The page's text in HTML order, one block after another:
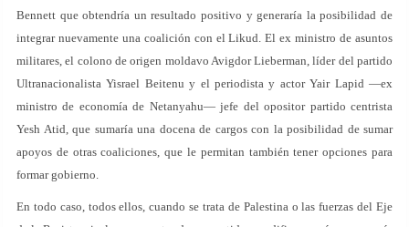
Bennett que obtendría un resultado positivo y generaría la posibilidad de
integrar nuevamente una coalición con el Likud. El ex ministro de asuntos
militares, el colono de origen moldavo Avigdor Lieberman, líder del partido
Ultranacionalista Yisrael Beitenu y el periodista y actor Yair Lapid —ex
ministro de economía de Netanyahu— jefe del opositor partido centrista
Yesh Atid, que sumaría una docena de cargos con la posibilidad de sumar
apoyos de otras coaliciones, que le permitan también tener opciones para
formar gobierno.
En todo caso, todos ellos, cuando se trata de Palestina o las fuerzas del Eje